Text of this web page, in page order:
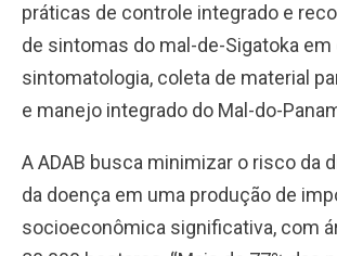
práticas de controle integrado e
de sintomas do mal-de-Sigatoka em
sintomatologia, coleta de material
e manejo integrado do Mal-do-
A ADAB busca minimizar o risco da
da doença em uma produção de
socioeconômica significativa, com